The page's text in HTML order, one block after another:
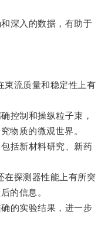
深入的数据，有助于
流质量和稳定性上有
制和操纵粒子束，
物质的微观世界。
括新材料研究、新药
探测器性能上有所突
的信息。
的实验结果，进一步